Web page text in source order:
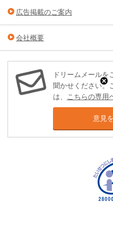
広告掲載のご案内
会社概要
ドリームメールを
聞かせください。
は、
こちらの専用
意見